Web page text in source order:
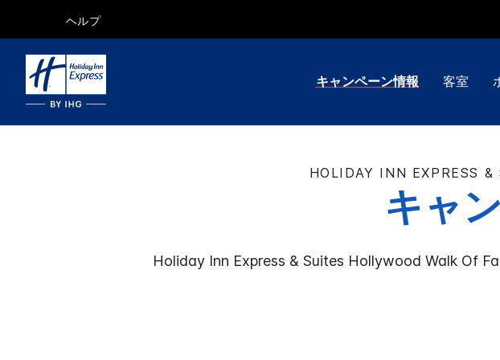
ヘルプ
キャンペーン情報 客室
HOLIDAY INN EXPRESS &
キャ
Holiday Inn Express & Suites Hollywood Walk Of